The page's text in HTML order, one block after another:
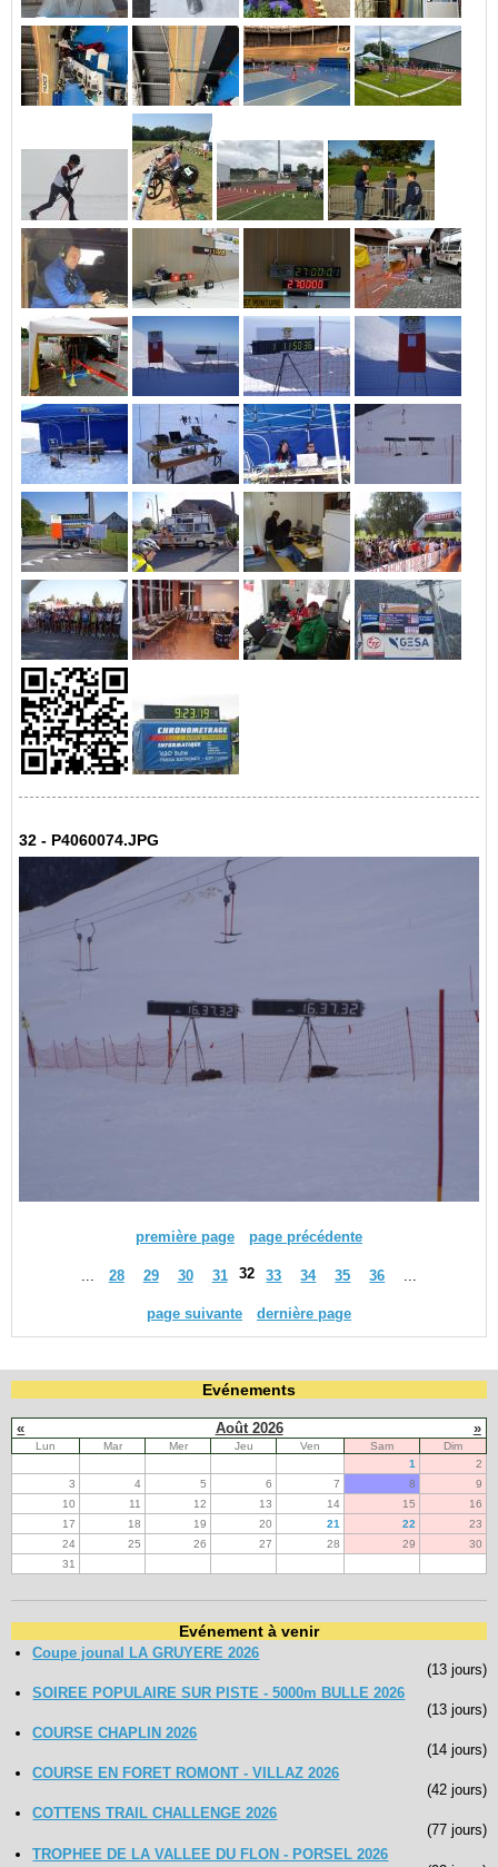
32 - P4060074.JPG
première page page précédente
28 29 30 31 32 33 34 35 36
page suivante dernière page
Evénements
« Août 2026 »
Lun Mar Mer Jeu Ven Sam
Dim
1
2
3
4 5 6 7 8
9
10
11 12 13 14 15
16
17
18 19 20 21 22
23
24
25 26 27 28 29
30
31
Evénement à venir
Coupe jounal LA GRUYERE 2026
(13 jours)
SOIREE POPULAIRE SUR PISTE - 5000m BULLE 2026
(13 jours)
COURSE CHAPLIN 2026
(14 jours)
COURSE EN FORET ROMONT - VILLAZ 2026
(42 jours)
COTTENS TRAIL CHALLENGE 2026
(77 jours)
TROPHEE DE LA VALLEE DU FLON - PORSEL 2026